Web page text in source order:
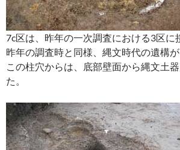
7c区は、昨年の一次調査における3区に
昨年の調査時と同様、縄文時代の遺構が
この柱穴からは、底部壁面から縄文土
た。